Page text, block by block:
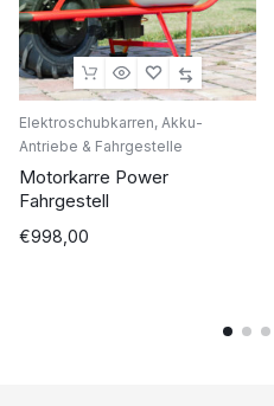
Elektroschubkarren, Akku-
Antriebe & Fahrgestelle
Motorkarre Power
Fahrgestell
€998,00